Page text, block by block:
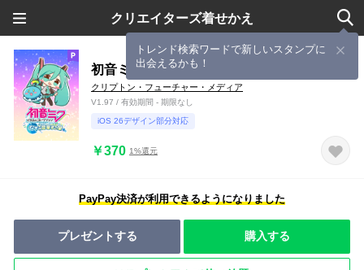
クリエイターズ着せかえ
トレンド検索ワードで新しいスタンプに
出会えるかも！
初音ミク ぐらふぃコレクション
クリプトン・フューチャー・メディア
V1.97 / 有効期間 - 期限なし
iOS 26デザイン部分対応
￥370 1%還元
PayPay決済が利用できるようになりました
プレゼントする 購入する